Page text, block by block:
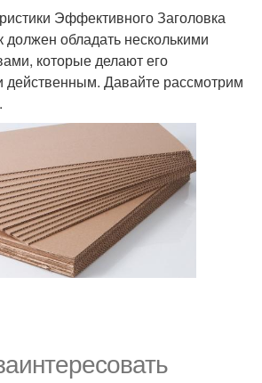
Эффективного Заголовка
обладать несколькими
которые делают его
действенным. Давайте рассмотрим